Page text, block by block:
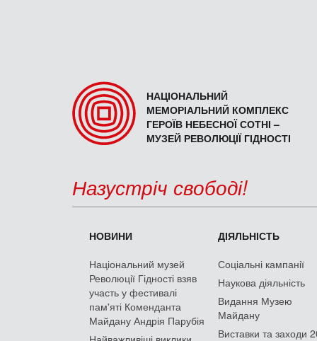
НАЦІОНАЛЬНИЙ
МЕМОРІАЛЬНИЙ КОМПЛЕКС
ГЕРОЇВ НЕБЕСНОЇ СОТНІ –
МУЗЕЙ РЕВОЛЮЦІЇ ГІДНОСТІ
Назустріч свободі!
НОВИНИ
Національний музей
Революції Гідності взяв
участь у фестивалі
пам'яті Коменданта
Майдану Андрія Парубія
ДІЯЛЬНІСТЬ
Соціальні кампанії
Наукова діяльність
Видання Музею
Майдану
Виставки та заходи